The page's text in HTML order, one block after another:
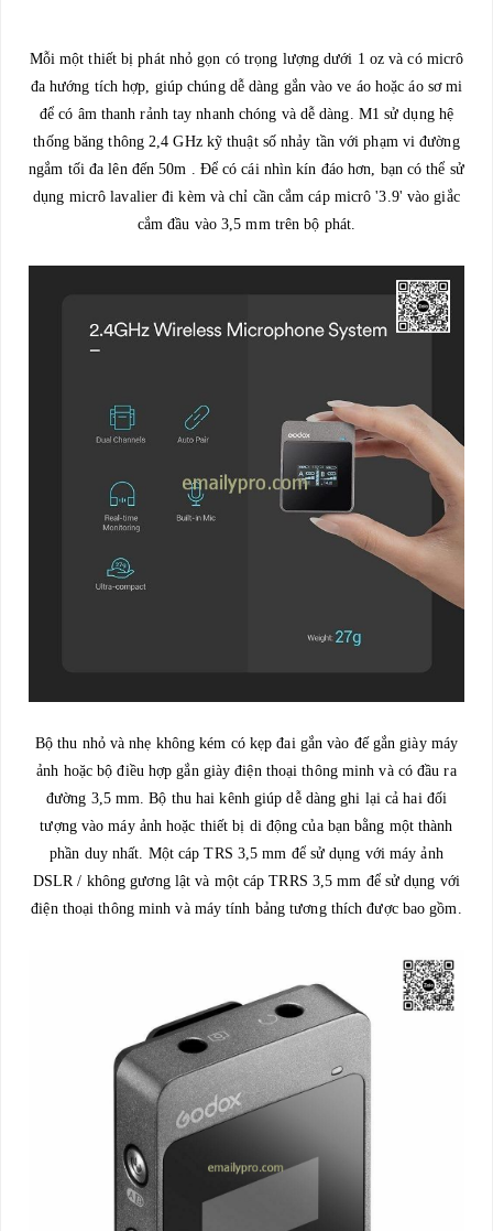
Mỗi một thiết bị phát nhỏ gọn có trọng lượng dưới 1 oz và có micrô
đa hướng tích hợp, giúp chúng dễ dàng gắn vào ve áo hoặc áo sơ mi
để có âm thanh rảnh tay nhanh chóng và dễ dàng. M1 sử dụng hệ
thống băng thông 2,4 GHz kỹ thuật số nhảy tần với phạm vi đường
ngắm tối đa lên đến 50m . Để có cái nhìn kín đáo hơn, bạn có thể sử
dụng micrô lavalier đi kèm và chỉ cần cắm cáp micrô '3.9' vào giắc
cắm đầu vào 3,5 mm trên bộ phát.
Bộ thu nhỏ và nhẹ không kém có kẹp đai gắn vào đế gắn giày máy
ảnh hoặc bộ điều hợp gắn giày điện thoại thông minh và có đầu ra
đường 3,5 mm. Bộ thu hai kênh giúp dễ dàng ghi lại cả hai đối
tượng vào máy ảnh hoặc thiết bị di động của bạn bằng một thành
phần duy nhất. Một cáp TRS 3,5 mm để sử dụng với máy ảnh
DSLR / không gương lật và một cáp TRRS 3,5 mm để sử dụng với
điện thoại thông minh và máy tính bảng tương thích được bao gồm.